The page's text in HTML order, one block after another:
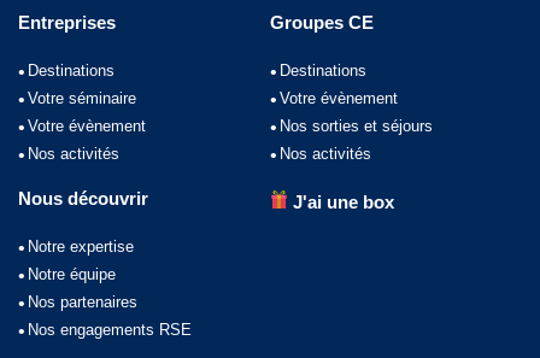
Entreprises
Destinations
Votre séminaire
Votre évènement
Nos activités
Groupes CE
Destinations
Votre évènement
Nos sorties et séjours
Nos activités
Nous découvrir
Notre expertise
Notre équipe
Nos partenaires
Nos engagements RSE
J'ai une box